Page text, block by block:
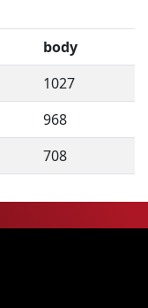
body
1027
968
708